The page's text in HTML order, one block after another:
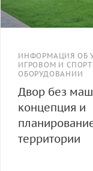
ИНФОРМАЦИЯ ОБ
ИГРОВОМ И
ОБОРУДОВАНИИ
Двор без
концепция и
территории